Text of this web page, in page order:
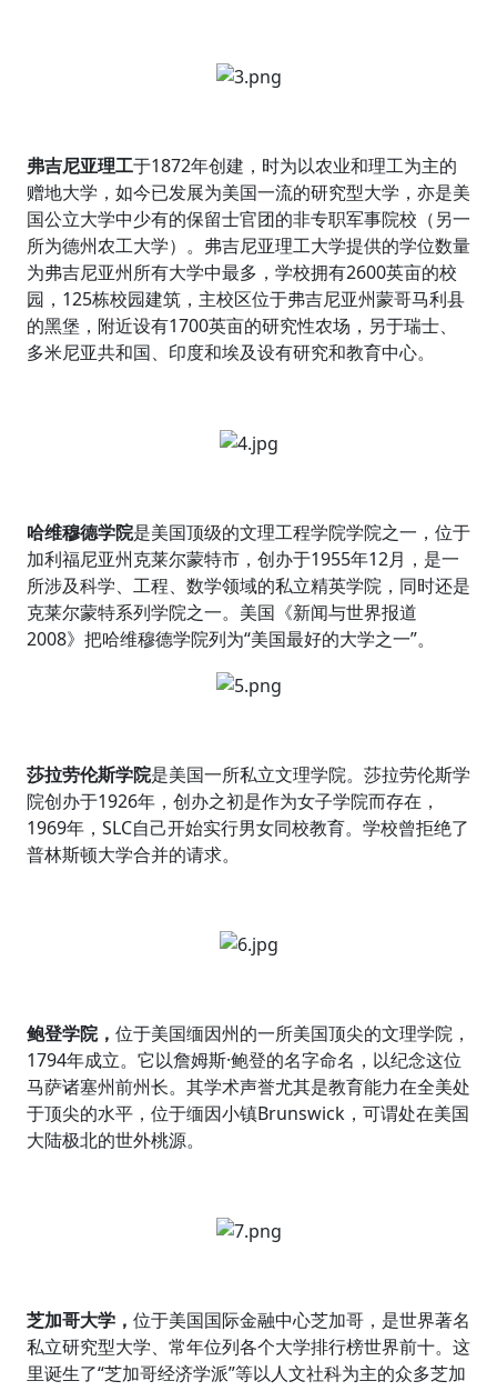
弗吉尼亚理工于1872年创建，时为以农业和理工为主的
赠地大学，如今已发展为美国一流的研究型大学，亦是美
国公立大学中少有的保留士官团的非专职军事院校（另一
所为德州农工大学）。弗吉尼亚理工大学提供的学位数量
为弗吉尼亚州所有大学中最多，学校拥有2600英亩的校
园，125栋校园建筑，主校区位于弗吉尼亚州蒙哥马利县
的黑堡，附近设有1700英亩的研究性农场，另于瑞士、
多米尼亚共和国、印度和埃及设有研究和教育中心。
哈维穆德学院是美国顶级的文理工程学院学院之一，位于
加利福尼亚州克莱尔蒙特市，创办于1955年12月，是一
所涉及科学、工程、数学领域的私立精英学院，同时还是
克莱尔蒙特系列学院之一。美国《新闻与世界报道
2008》把哈维穆德学院列为“美国最好的大学之一”。
莎拉劳伦斯学院是美国一所私立文理学院。莎拉劳伦斯学
院创办于1926年，创办之初是作为女子学院而存在，
1969年，SLC自己开始实行男女同校教育。学校曾拒绝了
普林斯顿大学合并的请求。
鲍登学院， 位于美国缅因州的一所美国顶尖的文理学院，
1794年成立。它以詹姆斯·鲍登的名字命名，以纪念这位
马萨诸塞州前州长。其学术声誉尤其是教育能力在全美处
于顶尖的水平，位于缅因小镇Brunswick，可谓处在美国
大陆极北的世外桃源。
芝加哥大学， 位于美国国际金融中心芝加哥，是世界著名
私立研究型大学、常年位列各个大学排行榜世界前十。这
里诞生了“芝加哥经济学派”等以人文社科为主的众多芝加